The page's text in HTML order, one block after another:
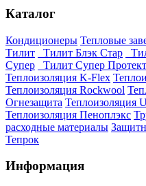
Каталог
Кондиционеры Тепловые
Тилит
Тилит Блэк Стар
Супер
Тилит Супер Протект
Теплоизоляция K-Flex
Теплоизоляция Rockwool
Огнезащита Теплоизоляция
Теплоизоляция Пеноплэкс
расходные материалы
Тепрок
Информация